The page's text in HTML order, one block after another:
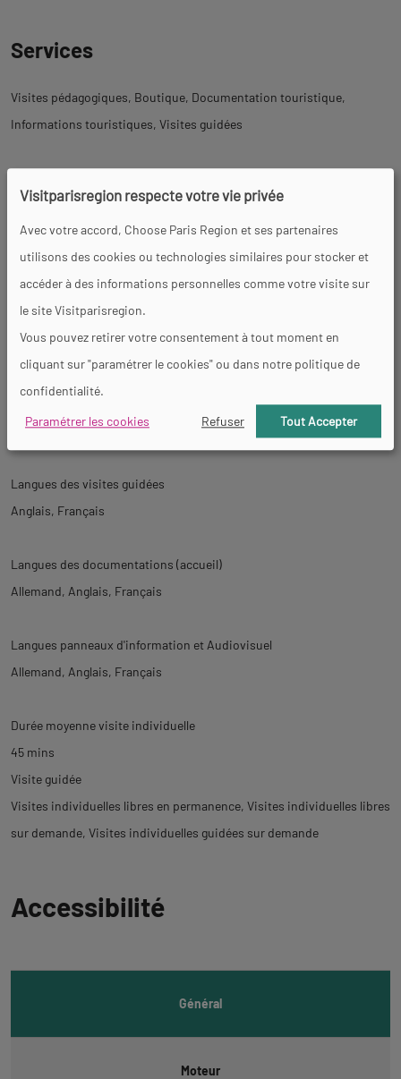
Services
Visites pédagogiques Boutique Documentation touristique
Informations touristiques Visites guidées
Dégustation de produits Expositions temporaires Animation
Visites
Anglais Français
Langues des visites guidées
Anglais Français
Langues des documentations (accueil)
Allemand Anglais Français
Langues panneaux d'information et Audiovisuel
Allemand Anglais Français
Durée moyenne visite individuelle
45 mins
Visite guidée
Visites individuelles libres en permanence Visites individuelles libres
sur demande Visites individuelles guidées sur demande
à
Accessibilité
Général
Moteur
Visitparisregion respecte votre vie privée
Avec votre accord, Choose Paris Region et ses partenaires
utilisons des cookies ou technologies similaires pour stocker et
accéder à des informations personnelles comme votre visite sur
le site Visitparisregion.
Vous pouvez retirer votre consentement à tout moment en
cliquant sur "paramétrer le cookies" ou dans notre politique de
confidentialité.
Paramétrer les cookies
Refuser Tout Accepter